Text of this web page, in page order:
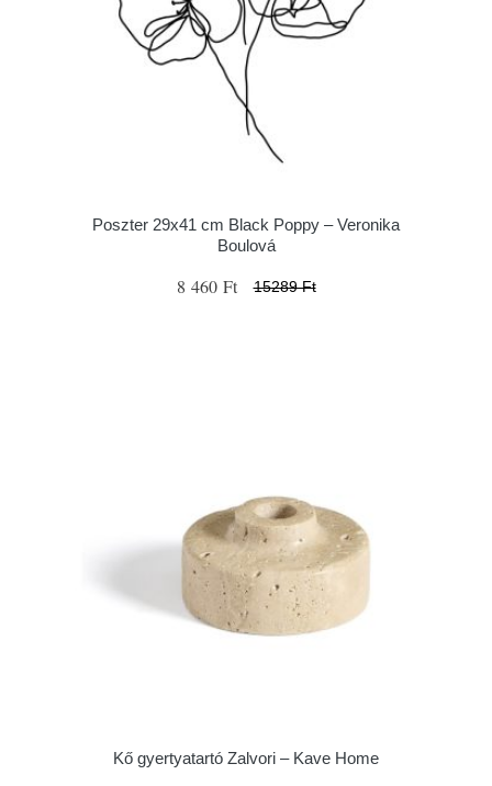
Poszter 29x41 cm Black Poppy – Veronika
Boulová
8 460 Ft 15289 Ft
Kő gyertyatartó Zalvori – Kave Home